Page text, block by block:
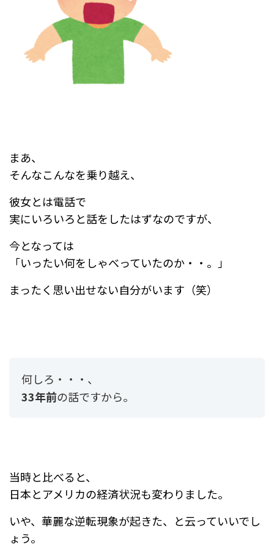
まあ、
そんなこんなを乗り越え、
彼女とは電話で
実にいろいろと話をしたはずなのですが、
今となっては
「いったい何をしゃべっていたのか・・。」
まったく思い出せない自分がいます（笑）
何しろ・・・、
33年前の話ですから。
当時と比べると、
日本とアメリカの経済状況も変わりました。
いや、華麗な逆転現象が起きた、と云っていいでし
ょう。